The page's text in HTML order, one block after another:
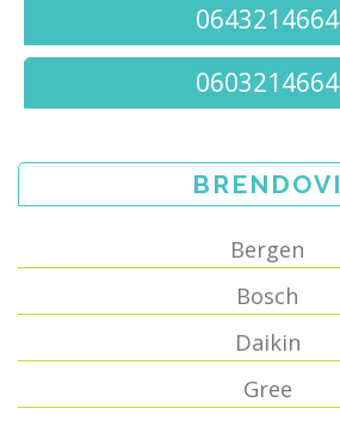
0643214664
0603214664
BRENDOVI
Bergen
Bosch
Daikin
Gree